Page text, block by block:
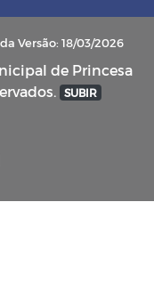
Versão: 18/03/2026
de Princesa
SUBIR